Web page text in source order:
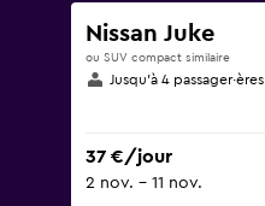
Nissan Juke
ou SUV compact similaire
Jusqu’à 4 passager·ères
37 €/jour
2 nov. - 11 nov.